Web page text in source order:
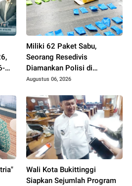
Miliki 62 Paket Sabu,
Seorang Resedivis
Diamankan Polisi di
Bukittinggi
Augustus 06, 2026
Wali Kota Bukittinggi
Siapkan Sejumlah Program